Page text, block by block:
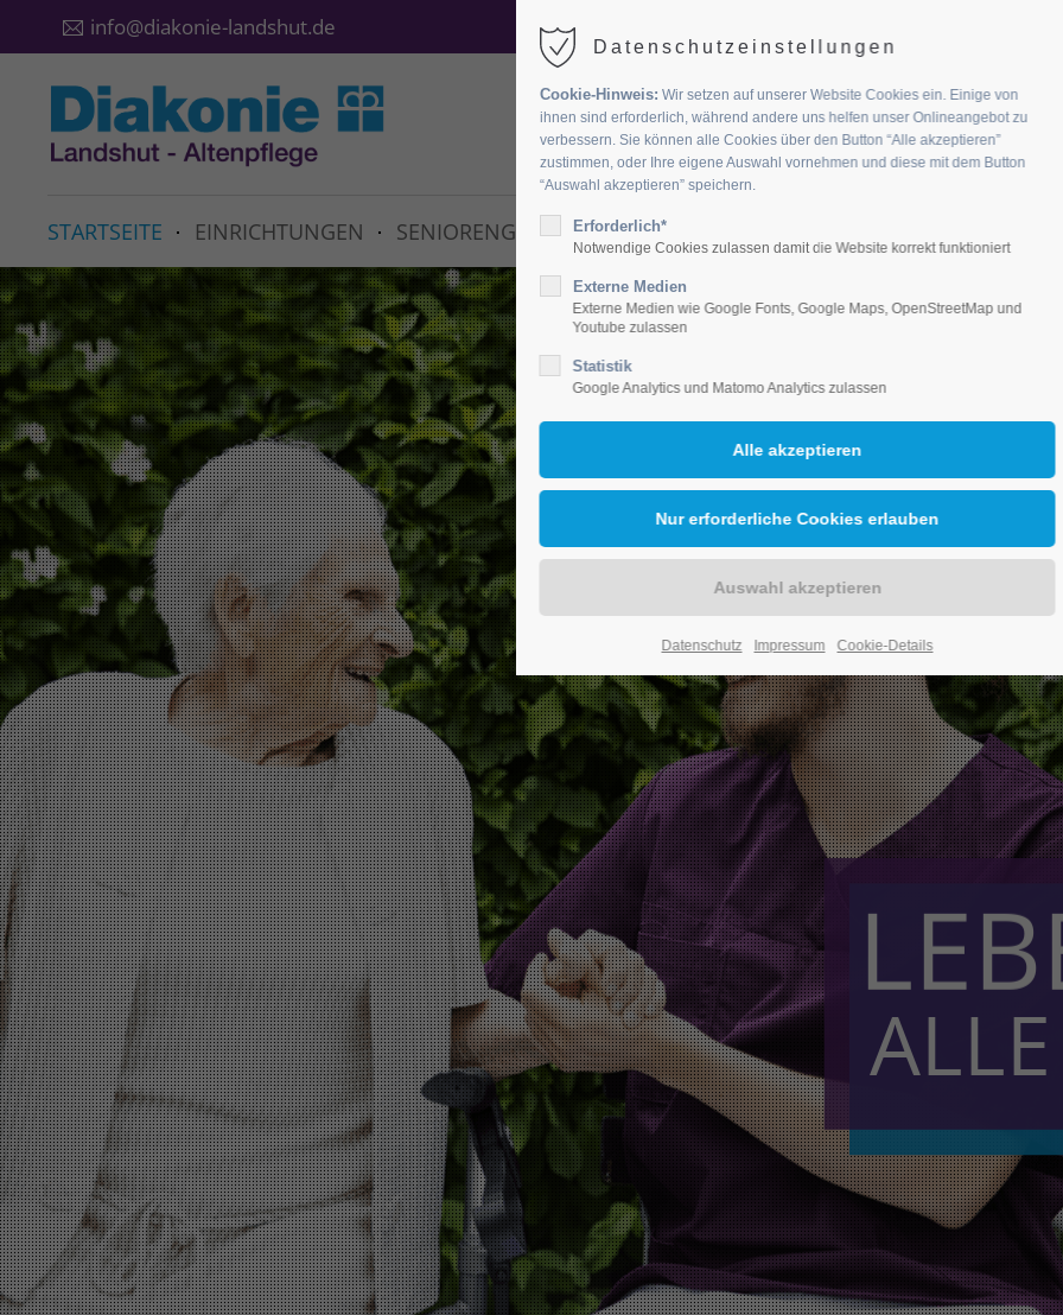
info@diakonie-landshut.de
STARTSEITE EINRICHTUNGEN SENIORENGRUPPEN JOBS
Datenschutzeinstellungen
Cookie-Hinweis: Wir setzen auf unserer Website Cookies ein. Einige von
ihnen sind erforderlich, während andere uns helfen unser Onlineangebot zu
verbessern. Sie können alle Cookies über den Button “Alle akzeptieren”
zustimmen, oder Ihre eigene Auswahl vornehmen und diese mit dem Button
“Auswahl akzeptieren” speichern.
Erforderlich*
Notwendige Cookies zulassen damit die Website korrekt funktioniert
Externe Medien
Externe Medien wie Google Fonts, Google Maps, OpenStreetMap und
Youtube zulassen
Statistik
Google Analytics und Matomo Analytics zulassen
Datenschutz Impressum Cookie-Details